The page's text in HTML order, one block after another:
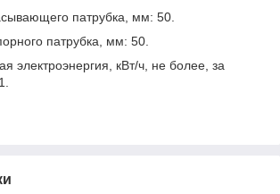
патрубка, мм: 50.
патрубка, мм: 50.
электроэнергия, кВт/ч, не более, за